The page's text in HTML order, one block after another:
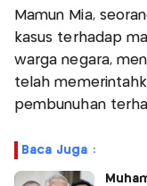
Mamun Mia,
kasus terhadap
warga negara,
telah
pembunuhan
Baca Juga :